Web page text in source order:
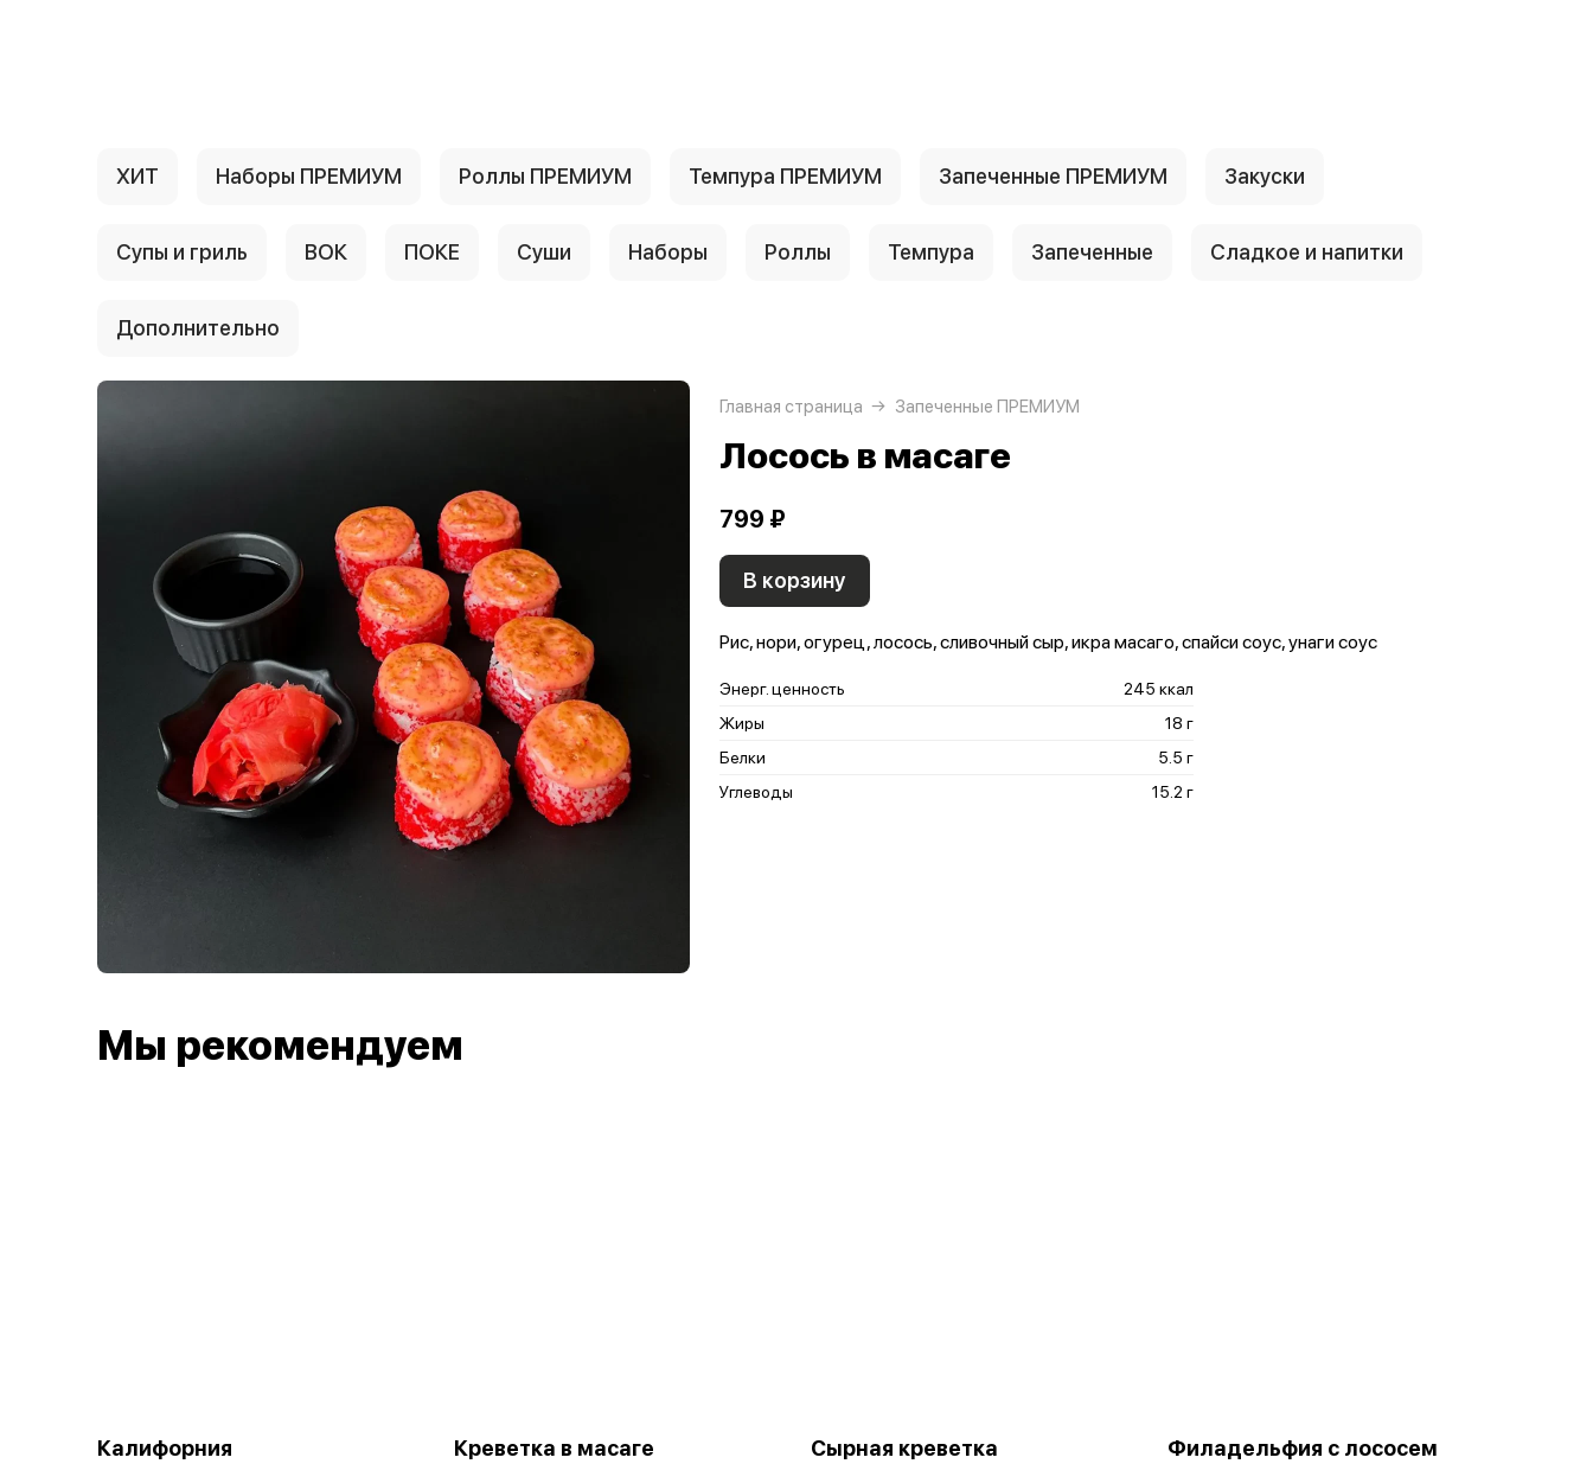
ХИТ Наборы ПРЕМИУМ Роллы ПРЕМИУМ Темпура ПРЕМИУМ Запеченные ПРЕМИУМ Закуски
Супы и гриль ВОК ПОКЕ Суши Наборы Роллы Темпура Запеченные Сладкое и напитки
Дополнительно
Главная страница Запеченные ПРЕМИУМ
Лосось в масаге
799 ₽
В корзину
Рис, нори, огурец, лосось, сливочный сыр, икра масаго, спайси соус, унаги соус
Энерг. ценность
245 ккал
Жиры
18 г
Белки
5.5 г
Углеводы
15.2 г
Мы рекомендуем
Калифорния Креветка в масаге Сырная креветка Филадельфия с лососем